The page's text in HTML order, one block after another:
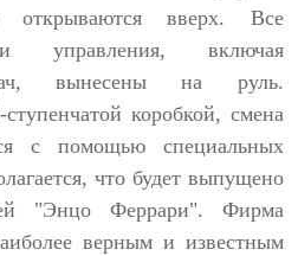
вверх. Все
управления, включая
вынесены на руль.
коробкой, смена
с помощью специальных
что будет выпущено
"Энцо Феррари". Фирма
верным и известным